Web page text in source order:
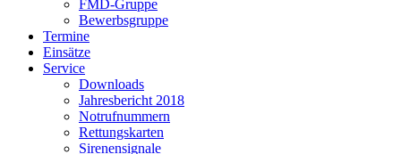
FMD-Gruppe
Bewerbsgruppe
Termine
Einsätze
Service
Downloads
Jahresbericht 2018
Notrufnummern
Rettungskarten
Sirenensignale